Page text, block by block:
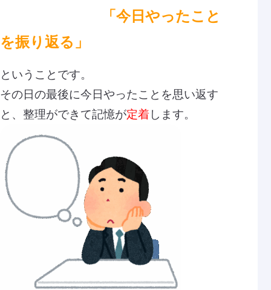
「今日やったこと
を振り返る」
ということです。
その日の最後に今日やったことを思い返す
と、整理ができて記憶が定着します。